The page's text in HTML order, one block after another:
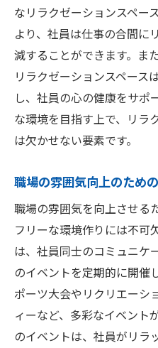
なリラクゼーションスペー
より、社員は仕事の合間に
減することができます。ま
リラクゼーションスペース
し、社員の心の健康をサポ
な環境を目指す上で、リラ
は欠かせない要素です。
職場の雰囲気向上のため
職場の雰囲気を向上させる
フリーな環境作りには不可
は、社員同士のコミュニケ
のイベントを定期的に開催
ポーツ大会やリクリエーシ
ィーなど、多彩なイベント
のイベントは、社員がリラ